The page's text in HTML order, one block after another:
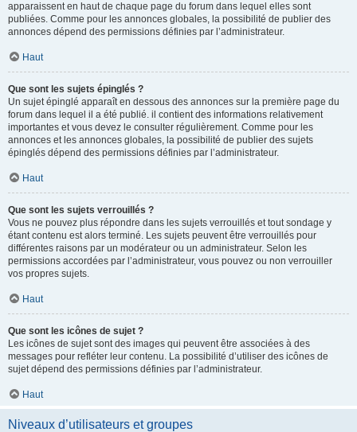
apparaissent en haut de chaque page du forum dans lequel elles sont
publiées. Comme pour les annonces globales, la possibilité de publier des
annonces dépend des permissions définies par l’administrateur.
Haut
Que sont les sujets épinglés ?
Un sujet épinglé apparaît en dessous des annonces sur la première page du
forum dans lequel il a été publié. il contient des informations relativement
importantes et vous devez le consulter régulièrement. Comme pour les
annonces et les annonces globales, la possibilité de publier des sujets
épinglés dépend des permissions définies par l’administrateur.
Haut
Que sont les sujets verrouillés ?
Vous ne pouvez plus répondre dans les sujets verrouillés et tout sondage y
étant contenu est alors terminé. Les sujets peuvent être verrouillés pour
différentes raisons par un modérateur ou un administrateur. Selon les
permissions accordées par l’administrateur, vous pouvez ou non verrouiller
vos propres sujets.
Haut
Que sont les icônes de sujet ?
Les icônes de sujet sont des images qui peuvent être associées à des
messages pour refléter leur contenu. La possibilité d’utiliser des icônes de
sujet dépend des permissions définies par l’administrateur.
Haut
Niveaux d’utilisateurs et groupes